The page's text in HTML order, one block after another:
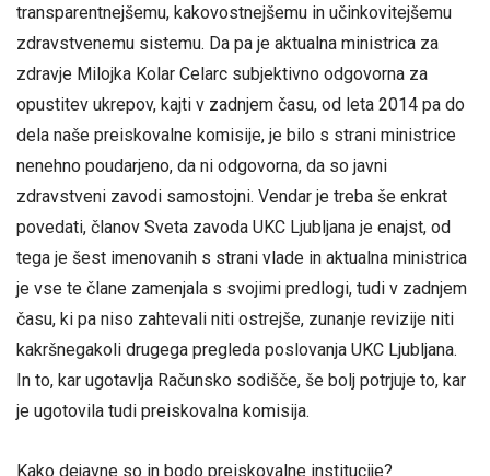
transparentnejšemu, kakovostnejšemu in učinkovitejšemu
zdravstvenemu sistemu. Da pa je aktualna ministrica za
zdravje Milojka Kolar Celarc subjektivno odgovorna za
opustitev ukrepov, kajti v zadnjem času, od leta 2014 pa do
dela naše preiskovalne komisije, je bilo s strani ministrice
nenehno poudarjeno, da ni odgovorna, da so javni
zdravstveni zavodi samostojni. Vendar je treba še enkrat
povedati, članov Sveta zavoda UKC Ljubljana je enajst, od
tega je šest imenovanih s strani vlade in aktualna ministrica
je vse te člane zamenjala s svojimi predlogi, tudi v zadnjem
času, ki pa niso zahtevali niti ostrejše, zunanje revizije niti
kakršnegakoli drugega pregleda poslovanja UKC Ljubljana.
In to, kar ugotavlja Računsko sodišče, še bolj potrjuje to, kar
je ugotovila tudi preiskovalna komisija.
Kako dejavne so in bodo preiskovalne institucije?